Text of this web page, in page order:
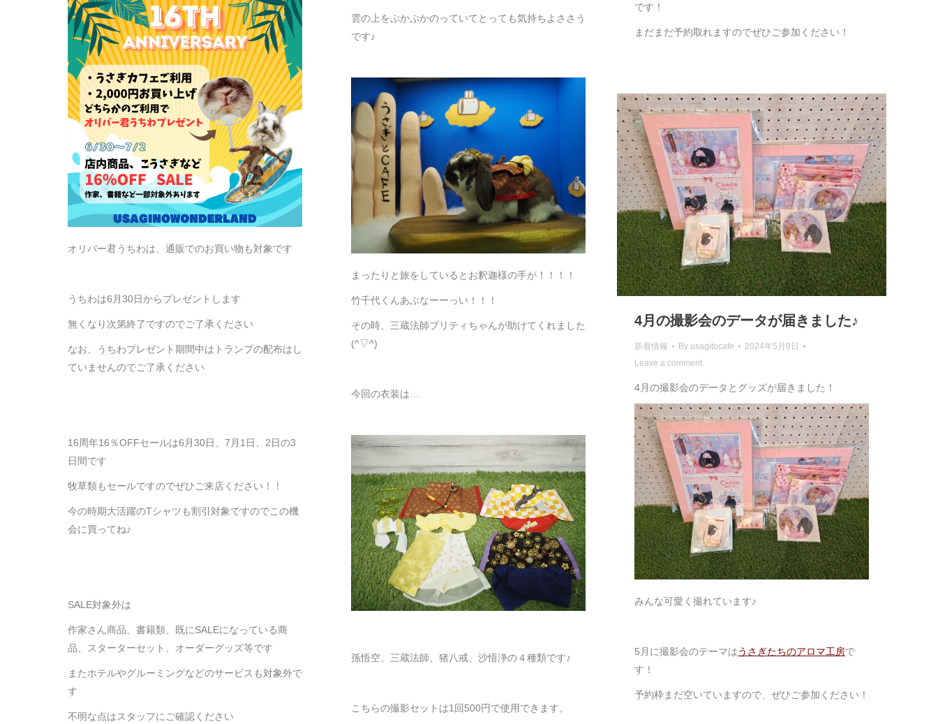
オリバー君うちわは、通販でのお買い物も対象です
うちわは6月30日からプレゼントします
無くなり次第終了ですのでご了承ください
なお、うちわプレゼント期間中はトランプの配布はし
ていませんのでご了承ください
16周年16％OFFセールは6月30日、7月1日、2日の3
日間です
牧草類もセールですのでぜひご来店ください！！
今の時期大活躍のTシャツも割引対象ですのでこの機
会に買ってね♪
SALE対象外は
作家さん商品、書籍類、既にSALEになっている商
品、スターターセット、オーダーグッズ等です
またホテルやグルーミングなどのサービスも対象外で
す
不明な点はスタッフにご確認ください
雲の上をぷかぷかのっていてとっても気持ちよささう
です♪
まったりと旅をしているとお釈迦様の手が！！！！
竹千代くんあぶなーーっい！！！
その時、三蔵法師プリティちゃんが助けてくれました
(^▽^)
今回の衣装は…
孫悟空、三蔵法師、猪八戒、沙悟浄の４種類です♪
こちらの撮影セットは1回500円で使用できます。
です！
まだまだ予約取れますのでぜひご参加ください！
4月の撮影会のデータが届きました♪
新着情報 By usagitocafe
2024年5月9日
Leave a comment
4月の撮影会のデータとグッズが届きました！
みんな可愛く撮れています♪
5月に撮影会のテーマはうさぎたちのアロマ工房で
す！
予約枠まだ空いていますので、ぜひご参加ください！